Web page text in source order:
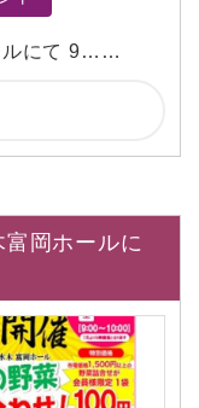
ルにて 9……
岡ホールに